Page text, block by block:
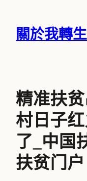
關於我轉
精准扶
村日子
了_中国
扶贫门户